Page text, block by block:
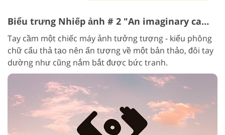
Biểu trưng Nhiếp ảnh # 2 "An imaginary camera"
Tay cầm một chiếc máy ảnh tưởng tượng - kiểu phông
chữ cẩu thả tạo nên ấn tượng về một bản thảo, đôi tay
dường như cũng nắm bắt được bức tranh.